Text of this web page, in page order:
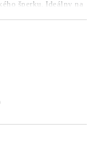
šperku. Ideálny na